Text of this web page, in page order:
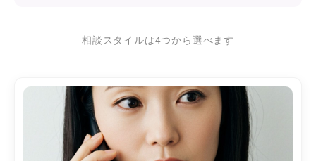
相談スタイルは4つから選べます